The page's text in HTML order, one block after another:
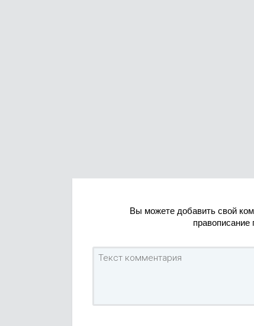
Вы можете добавить свой
правописание